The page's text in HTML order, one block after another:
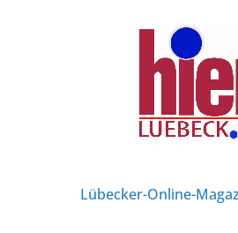
Lübecker-Online-